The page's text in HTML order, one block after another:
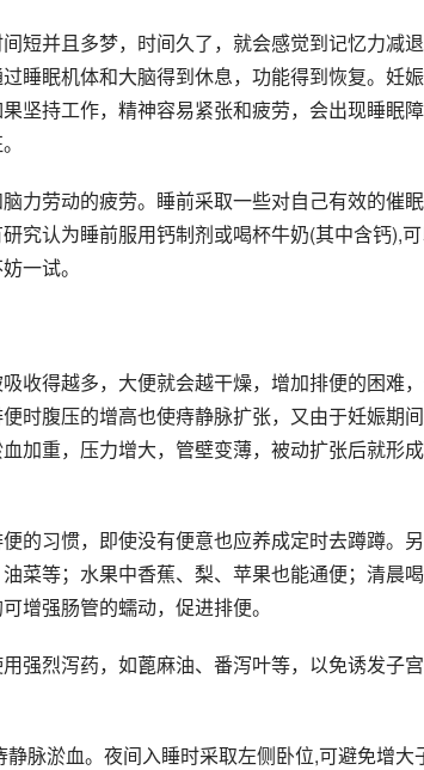
并且多梦，时间久了，就会感觉到记忆力减退
睡眠机体和大脑得到休息，功能得到恢复。妊
坚持工作，精神容易紧张和疲劳，会出现睡眠障
劳动的疲劳。睡前采取一些对自己有效的催
究认为睡前服用钙制剂或喝杯牛奶(其中含钙),
一试。
得越多，大便就会越干燥，增加排便的困难
时腹压的增高也使痔静脉扩张，又由于妊娠期间
加重，压力增大，管壁变薄，被动扩张后就形
习惯，即使没有便意也应养成定时去蹲蹲。另
菜等；水果中香蕉、梨、苹果也能通便；清晨
增强肠管的蠕动，促进排便。
烈泻药，如蓖麻油、番泻叶等，以免诱发子
脉淤血。夜间入睡时采取左侧卧位,可避免增大